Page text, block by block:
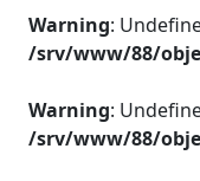
Warning:
/srv/www/88/
Warning:
/srv/www/88/